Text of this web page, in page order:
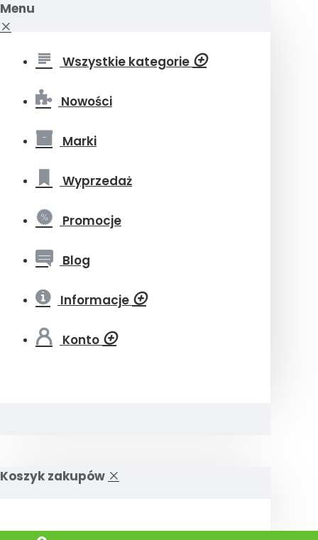
Menu
Wszystkie kategorie
Nowości
Marki
Wyprzedaż
Promocje
Blog
Informacje
Konto
Koszyk zakupów